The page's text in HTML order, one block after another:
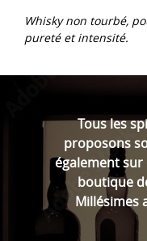
Whisky non tourbé,
pureté et intensité.
Tous les
proposons
également
boutique
Millésimes